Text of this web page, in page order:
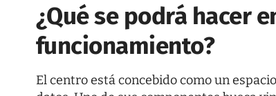
¿Qué se podrá hacer
funcionamiento?
El centro está concebido como un